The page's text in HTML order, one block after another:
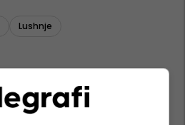
Lushnje